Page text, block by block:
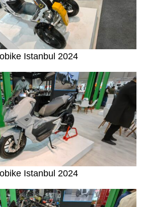
Istanbul 2024
Istanbul 2024